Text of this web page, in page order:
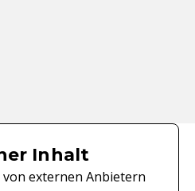
Inhalt
externen Anbietern